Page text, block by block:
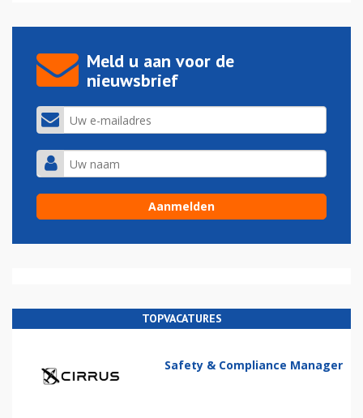
Meld u aan voor de
nieuwsbrief
TOPVACATURES
Safety & Compliance Manager